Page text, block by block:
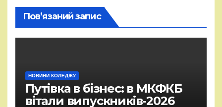
Пов’язаний запис
НОВИНИ КОЛЕДЖУ
Путівка в бізнес: в МКФКБ
вітали випускників-2026